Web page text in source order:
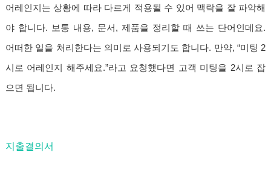
어레인지는 상황에 따라 다르게 적용될 수 있어 맥락을 잘 파악해
야 합니다. 보통 내용, 문서, 제품을 정리할 때 쓰는 단어인데요.
어떠한 일을 처리한다는 의미로 사용되기도 합니다. 만약, “미팅 2
시로 어레인지 해주세요.”라고 요청했다면 고객 미팅을 2시로 잡
으면 됩니다.
지출결의서